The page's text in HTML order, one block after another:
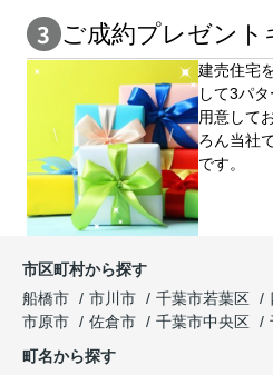
ご成約プレゼント
建売住宅
して3パ
用意して
ろん当社
です。
市区町村から探す
船橋市
市川市 千葉市若葉区
市原市
佐倉市 千葉市中央区
町名から探す